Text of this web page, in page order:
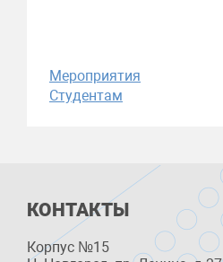
Мероприятия
Студентам
КОНТАКТЫ
Корпус №15